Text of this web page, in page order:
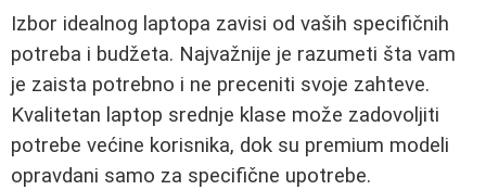
Izbor idealnog laptopa zavisi od vaših specifičnih
potreba i budžeta. Najvažnije je razumeti šta vam
je zaista potrebno i ne preceniti svoje zahteve.
Kvalitetan laptop srednje klase može zadovoljiti
potrebe većine korisnika, dok su premium modeli
opravdani samo za specifične upotrebe.